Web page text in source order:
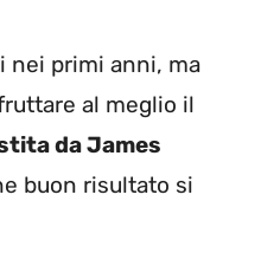
nei primi anni, ma
al meglio il
da James
buon risultato si